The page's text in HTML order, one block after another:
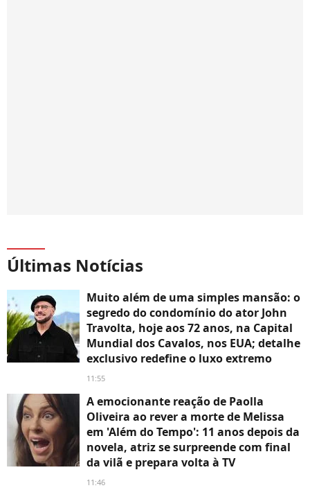
Últimas Notícias
Muito além de uma simples mansão: o
segredo do condomínio do ator John
Travolta, hoje aos 72 anos, na Capital
Mundial dos Cavalos, nos EUA; detalhe
exclusivo redefine o luxo extremo
11:55
A emocionante reação de Paolla
Oliveira ao rever a morte de Melissa
em 'Além do Tempo': 11 anos depois da
novela, atriz se surpreende com final
da vilã e prepara volta à TV
11:46